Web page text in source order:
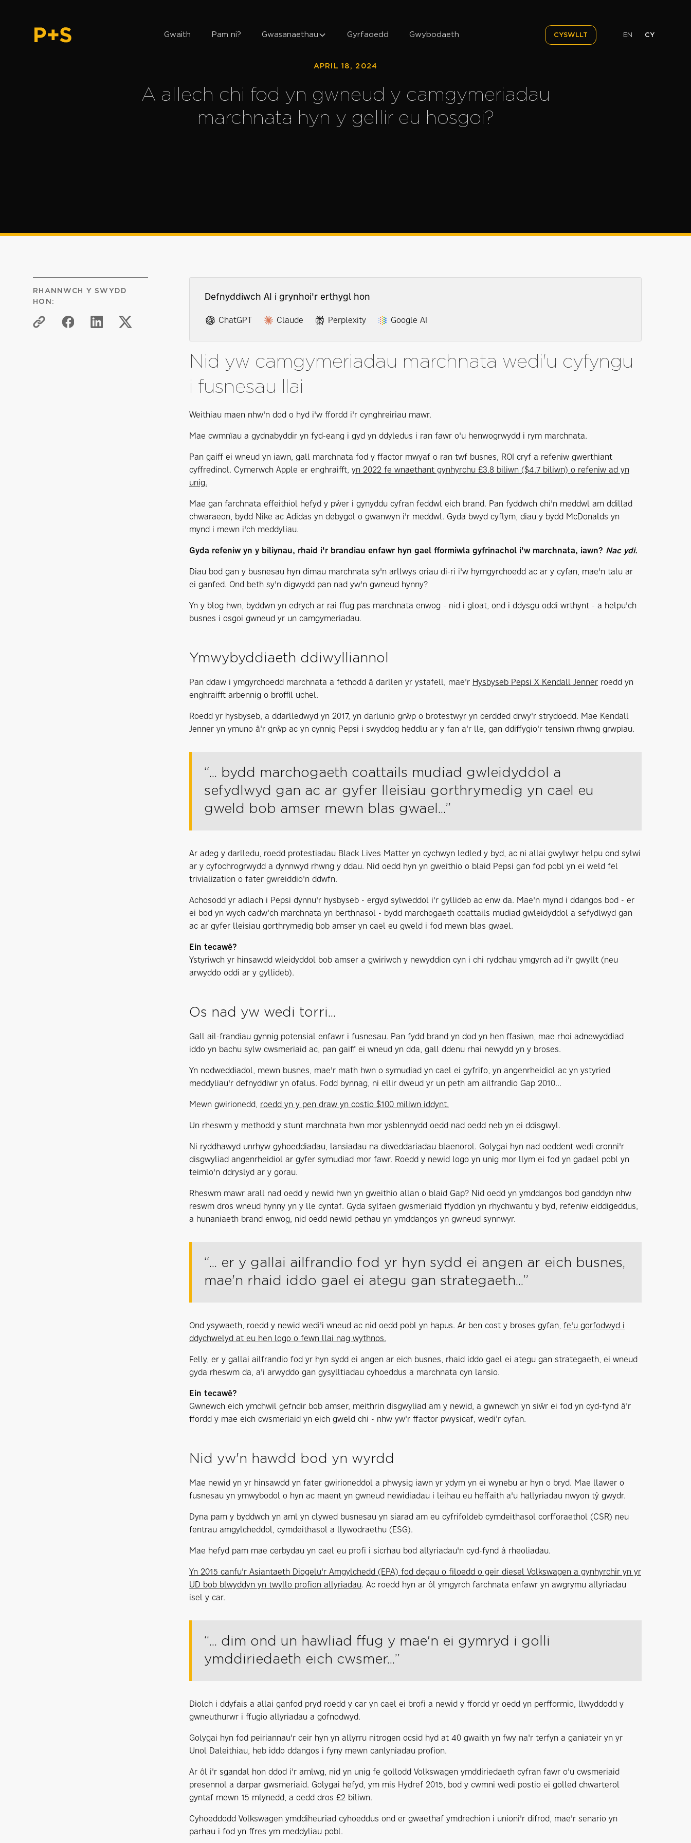
Gwaith Pam ni? Gwasanaethau Gyrfaoedd Gwybodaeth CYSWLLT EN CY
APRIL 18, 2024
A allech chi fod yn gwneud y camgymeriadau
marchnata hyn y gellir eu hosgoi?
RHANNWCH Y SWYDD
HON:
Defnyddiwch AI i grynhoi'r erthygl hon
ChatGPT Claude Perplexity Google AI
Nid yw camgymeriadau marchnata wedi'u cyfyngu
i fusnesau llai
Weithiau maen nhw'n dod o hyd i'w ffordd i'r cynghreiriau mawr.
Mae cwmnïau a gydnabyddir yn fyd-eang i gyd yn ddyledus i ran fawr o'u henwogrwydd i rym marchnata.
Pan gaiff ei wneud yn iawn, gall marchnata fod y ffactor mwyaf o ran twf busnes, ROI cryf a refeniw gwerthiant
cyffredinol. Cymerwch Apple er enghraifft, yn 2022 fe wnaethant gynhyrchu £3.8 biliwn ($4.7 biliwn) o refeniw ad yn
unig.
Mae gan farchnata effeithiol hefyd y pŵer i gynyddu cyfran feddwl eich brand. Pan fyddwch chi'n meddwl am ddillad
chwaraeon, bydd Nike ac Adidas yn debygol o gwanwyn i'r meddwl. Gyda bwyd cyflym, diau y bydd McDonalds yn
mynd i mewn i'ch meddyliau.
Gyda refeniw yn y biliynau, rhaid i'r brandiau enfawr hyn gael fformiwla gyfrinachol i'w marchnata, iawn? Nac ydi.
Diau bod gan y busnesau hyn dimau marchnata sy'n arllwys oriau di-ri i'w hymgyrchoedd ac ar y cyfan, mae'n talu ar
ei ganfed. Ond beth sy'n digwydd pan nad yw'n gwneud hynny?
Yn y blog hwn, byddwn yn edrych ar rai ffug pas marchnata enwog - nid i gloat, ond i ddysgu oddi wrthynt - a helpu'ch
busnes i osgoi gwneud yr un camgymeriadau.
Ymwybyddiaeth ddiwylliannol
Pan ddaw i ymgyrchoedd marchnata a fethodd â darllen yr ystafell, mae'r Hysbyseb Pepsi X Kendall Jenner roedd yn
enghraifft arbennig o broffil uchel.
Roedd yr hysbyseb, a ddarlledwyd yn 2017, yn darlunio grŵp o brotestwyr yn cerdded drwy'r strydoedd. Mae Kendall
Jenner yn ymuno â'r grŵp ac yn cynnig Pepsi i swyddog heddlu ar y fan a'r lle, gan ddiffygio'r tensiwn rhwng grwpiau.
“... bydd marchogaeth coattails mudiad gwleidyddol a
sefydlwyd gan ac ar gyfer lleisiau gorthrymedig yn cael eu
gweld bob amser mewn blas gwael...”
Ar adeg y darlledu, roedd protestiadau Black Lives Matter yn cychwyn ledled y byd, ac ni allai gwylwyr helpu ond sylwi
ar y cyfochrogrwydd a dynnwyd rhwng y ddau. Nid oedd hyn yn gweithio o blaid Pepsi gan fod pobl yn ei weld fel
trivialization o fater gwreiddio'n ddwfn.
Achosodd yr adlach i Pepsi dynnu'r hysbyseb - ergyd sylweddol i'r gyllideb ac enw da. Mae'n mynd i ddangos bod - er
ei bod yn wych cadw'ch marchnata yn berthnasol - bydd marchogaeth coattails mudiad gwleidyddol a sefydlwyd gan
ac ar gyfer lleisiau gorthrymedig bob amser yn cael eu gweld i fod mewn blas gwael.
Ein tecawê?
Ystyriwch yr hinsawdd wleidyddol bob amser a gwiriwch y newyddion cyn i chi ryddhau ymgyrch ad i'r gwyllt (neu
arwyddo oddi ar y gyllideb).
Os nad yw wedi torri...
Gall ail-frandiau gynnig potensial enfawr i fusnesau. Pan fydd brand yn dod yn hen ffasiwn, mae rhoi adnewyddiad
iddo yn bachu sylw cwsmeriaid ac, pan gaiff ei wneud yn dda, gall ddenu rhai newydd yn y broses.
Yn nodweddiadol, mewn busnes, mae'r math hwn o symudiad yn cael ei gyfrifo, yn angenrheidiol ac yn ystyried
meddyliau'r defnyddiwr yn ofalus. Fodd bynnag, ni ellir dweud yr un peth am ailfrandio Gap 2010...
Mewn gwirionedd, roedd yn y pen draw yn costio $100 miliwn iddynt.
Un rheswm y methodd y stunt marchnata hwn mor ysblennydd oedd nad oedd neb yn ei ddisgwyl.
Ni ryddhawyd unrhyw gyhoeddiadau, lansiadau na diweddariadau blaenorol. Golygai hyn nad oeddent wedi cronni'r
disgwyliad angenrheidiol ar gyfer symudiad mor fawr. Roedd y newid logo yn unig mor llym ei fod yn gadael pobl yn
teimlo'n ddryslyd ar y gorau.
Rheswm mawr arall nad oedd y newid hwn yn gweithio allan o blaid Gap? Nid oedd yn ymddangos bod ganddyn nhw
reswm dros wneud hynny yn y lle cyntaf. Gyda sylfaen gwsmeriaid ffyddlon yn rhychwantu y byd, refeniw eiddigeddus,
a hunaniaeth brand enwog, nid oedd newid pethau yn ymddangos yn gwneud synnwyr.
“... er y gallai ailfrandio fod yr hyn sydd ei angen ar eich busnes,
mae'n rhaid iddo gael ei ategu gan strategaeth...”
Ond ysywaeth, roedd y newid wedi'i wneud ac nid oedd pobl yn hapus. Ar ben cost y broses gyfan, fe'u gorfodwyd i
ddychwelyd at eu hen logo o fewn llai nag wythnos.
Felly, er y gallai ailfrandio fod yr hyn sydd ei angen ar eich busnes, rhaid iddo gael ei ategu gan strategaeth, ei wneud
gyda rheswm da, a'i arwyddo gan gysylltiadau cyhoeddus a marchnata cyn lansio.
Ein tecawê?
Gwnewch eich ymchwil gefndir bob amser, meithrin disgwyliad am y newid, a gwnewch yn siŵr ei fod yn cyd-fynd â'r
ffordd y mae eich cwsmeriaid yn eich gweld chi - nhw yw'r ffactor pwysicaf, wedi'r cyfan.
Nid yw'n hawdd bod yn wyrdd
Mae newid yn yr hinsawdd yn fater gwirioneddol a phwysig iawn yr ydym yn ei wynebu ar hyn o bryd. Mae llawer o
fusnesau yn ymwybodol o hyn ac maent yn gwneud newidiadau i leihau eu heffaith a'u hallyriadau nwyon tŷ gwydr.
Dyna pam y byddwch yn aml yn clywed busnesau yn siarad am eu cyfrifoldeb cymdeithasol corfforaethol (CSR) neu
fentrau amgylcheddol, cymdeithasol a llywodraethu (ESG).
Mae hefyd pam mae cerbydau yn cael eu profi i sicrhau bod allyriadau'n cyd-fynd â rheoliadau.
Yn 2015 canfu'r Asiantaeth Diogelu'r Amgylchedd (EPA) fod degau o filoedd o geir diesel Volkswagen a gynhyrchir yn yr
UD bob blwyddyn yn twyllo profion allyriadau. Ac roedd hyn ar ôl ymgyrch farchnata enfawr yn awgrymu allyriadau
isel y car.
“... dim ond un hawliad ffug y mae'n ei gymryd i golli
ymddiriedaeth eich cwsmer...”
Diolch i ddyfais a allai ganfod pryd roedd y car yn cael ei brofi a newid y ffordd yr oedd yn perfformio, llwyddodd y
gwneuthurwr i ffugio allyriadau a gofnodwyd.
Golygai hyn fod peiriannau'r ceir hyn yn allyrru nitrogen ocsid hyd at 40 gwaith yn fwy na'r terfyn a ganiateir yn yr
Unol Daleithiau, heb iddo ddangos i fyny mewn canlyniadau profion.
Ar ôl i'r sgandal hon ddod i'r amlwg, nid yn unig fe gollodd Volkswagen ymddiriedaeth cyfran fawr o'u cwsmeriaid
presennol a darpar gwsmeriaid. Golygai hefyd, ym mis Hydref 2015, bod y cwmni wedi postio ei golled chwarterol
gyntaf mewn 15 mlynedd, a oedd dros £2 biliwn.
Cyhoeddodd Volkswagen ymddiheuriad cyhoeddus ond er gwaethaf ymdrechion i unioni'r difrod, mae'r senario yn
parhau i fod yn ffres ym meddyliau pobl.